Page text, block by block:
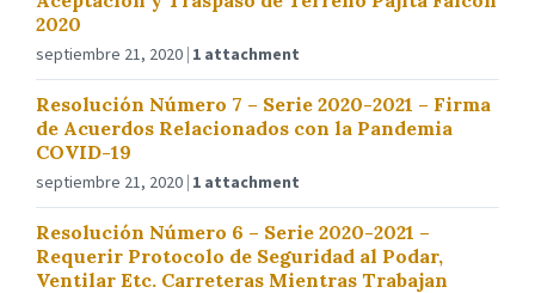
2020
septiembre 21, 2020 1 attachment
Resolución Número 7 – Serie 2020-2021 – Firma
de Acuerdos Relacionados con la Pandemia
COVID-19
septiembre 21, 2020 1 attachment
Resolución Número 6 – Serie 2020-2021 –
Requerir Protocolo de Seguridad al Podar,
Ventilar Etc. Carreteras Mientras Trabajan